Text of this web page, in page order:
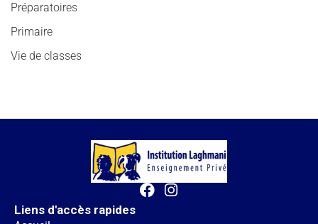
Préparatoires
Primaire
Vie de classes
Liens d'accès rapides